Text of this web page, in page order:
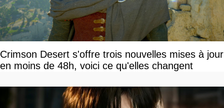
Crimson Desert s'offre trois nouvelles mises à jour
en moins de 48h, voici ce qu'elles changent